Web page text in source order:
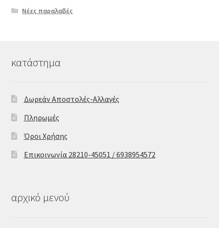
Νέες παραλαβές
κατάστημα
Δωρεάν Αποστολές-Αλλαγές
Πληρωμές
Όροι Χρήσης
Επικοινωνία 28210-45051 / 6938954572
αρχικό μενού